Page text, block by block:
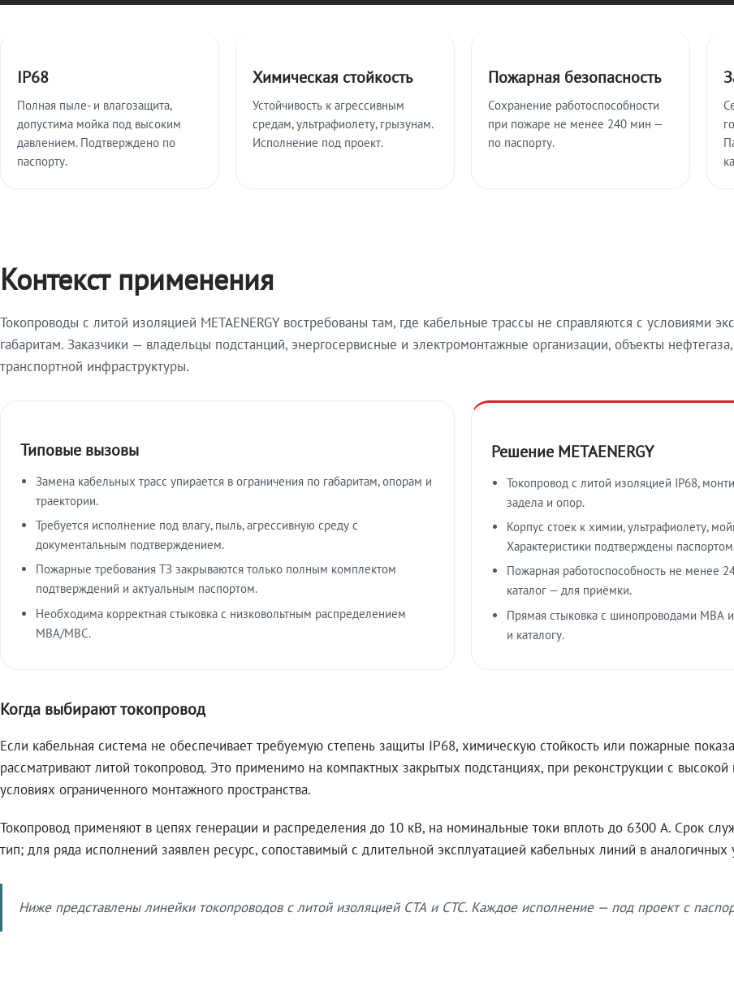
IP68
Полная пыле- и влагозащита,
допустима мойка под высоким
давлением. Подтверждено по
паспорту.
Химическая стойкость
Устойчивость к агрессивным
средам, ультрафиолету, грызунам.
Исполнение под проект.
Пожарная безопасность
Сохранение работоспособности
при пожаре не менее 240 мин —
по паспорту.
Контекст применения
Токопроводы с литой изоляцией METAENERGY востребованы там, где кабельные трассы не справляются с условиями
габаритам. Заказчики — владельцы подстанций, энергосервисные и электромонтажные организации, объекты
транспортной инфраструктуры.
Типовые вызовы
Замена кабельных трасс упирается в ограничения по габаритам, опорам и
траектории.
Требуется исполнение под влагу, пыль, агрессивную среду с
документальным подтверждением.
Пожарные требования ТЗ закрываются только полным комплектом
подтверждений и актуальным паспортом.
Необходима корректная стыковка с низковольтным распределением
МВА/МВС.
Решение METAENERGY
Токопровод с литой изоляцией IP68,
задела и опор.
Корпус стоек к химии, ультрафиолету,
Характеристики подтверждены
Пожарная работоспособность не менее
каталог — для приёмки.
Прямая стыковка с шинопроводами
и каталогу.
Когда выбирают токопровод
Если кабельная система не обеспечивает требуемую степень защиты IP68, химическую стойкость или пожарные
рассматривают литой токопровод. Это применимо на компактных закрытых подстанциях, при реконструкции с
условиях ограниченного монтажного пространства.
Токопровод применяют в цепях генерации и распределения до 10 кВ, на номинальные токи вплоть до 6300 А. Срок
тип; для ряда исполнений заявлен ресурс, сопоставимый с длительной эксплуатацией кабельных линий в аналогичных
Ниже представлены линейки токопроводов с литой изоляцией СТА и СТС. Каждое исполнение — под проект с